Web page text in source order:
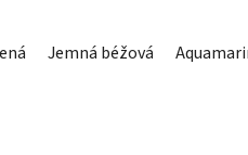
Jemná béžová